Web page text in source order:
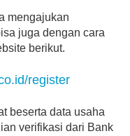
mengajukan
juga dengan cara
berikut.
register
beserta data usaha
verifikasi dari Bank